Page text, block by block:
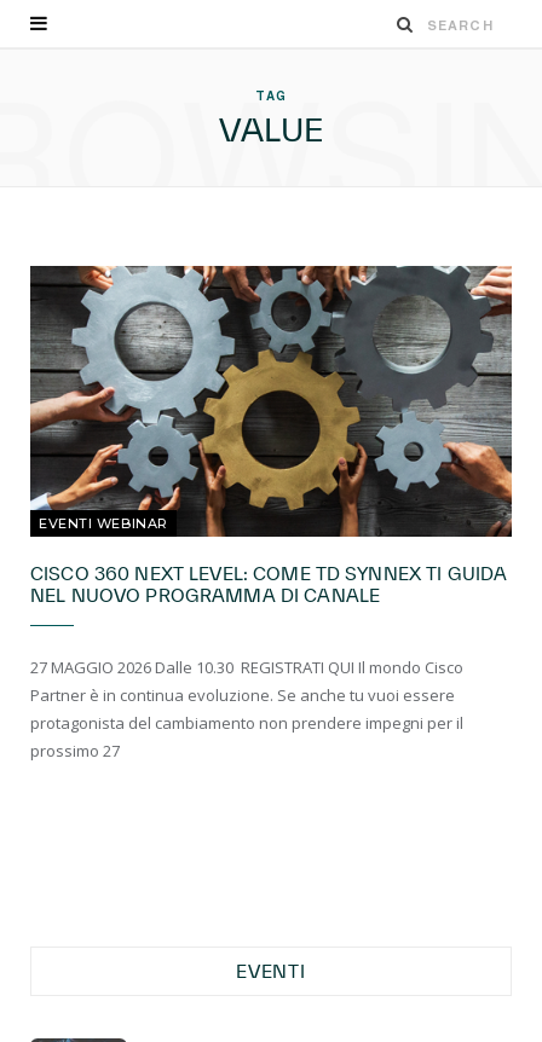
TAG
VALUE
EVENTI WEBINAR
CISCO 360 NEXT LEVEL: COME TD SYNNEX TI GUIDA
NEL NUOVO PROGRAMMA DI CANALE
27 MAGGIO 2026 Dalle 10.30 REGISTRATI QUI Il mondo Cisco
Partner è in continua evoluzione. Se anche tu vuoi essere
protagonista del cambiamento non prendere impegni per il
prossimo 27
EVENTI